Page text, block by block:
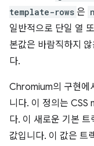
template-rows 은
일반적으로 단일 열
본값은 바람직하지
다.
Chromium의 구현에
니다. 이 정의는 CSS
다. 이 새로운 기본 트
값입니다. 이 값은 트